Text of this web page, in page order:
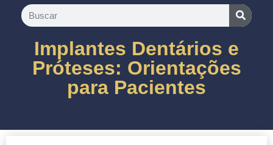
Implantes Dentários e
Próteses: Orientações
para Pacientes